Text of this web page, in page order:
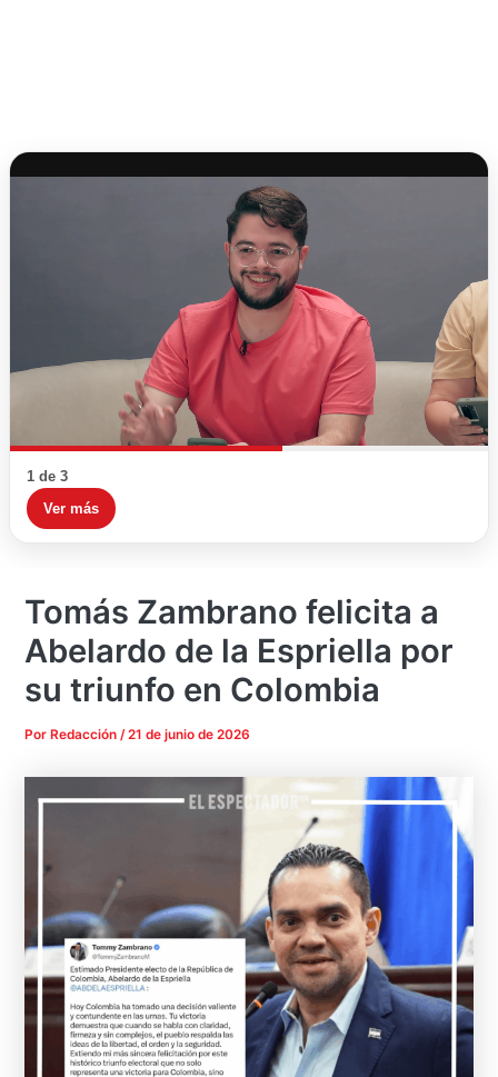
1 de 3
Ver más
Tomás Zambrano felicita a
Abelardo de la Espriella por
su triunfo en Colombia
Por Redacción/21 de junio de 2026